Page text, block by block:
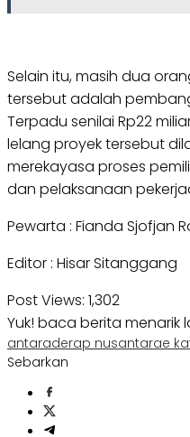
Selain itu, masih dua
tersebut adalah
Terpadu senilai Rp22
lelang proyek tersebut
merekayasa proses
dan pelaksanaan
Pewarta : Fianda Sjofjan
Editor : Hisar Sitanggang
Post Views: 1,302
Yuk! baca berita menarik
antaraderap nusantarae
Sebarkan